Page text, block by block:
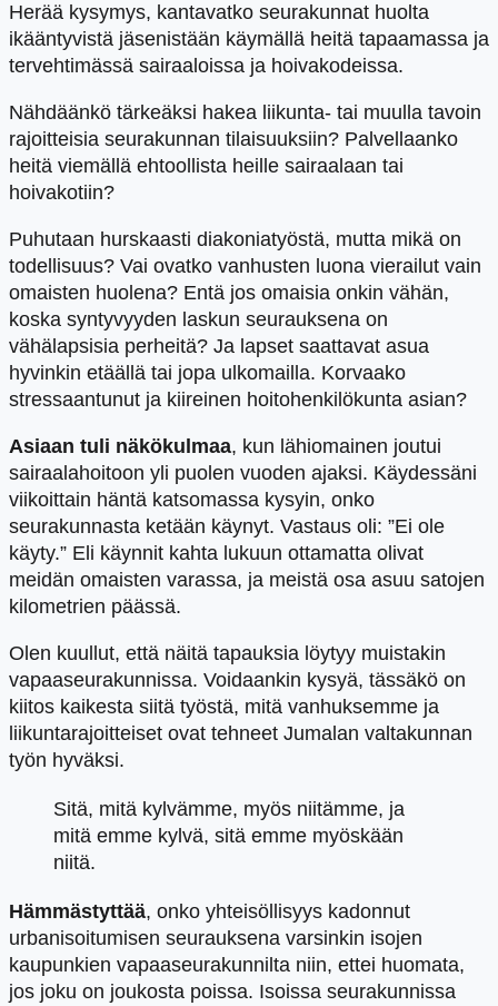
Herää kysymys, kantavatko seurakunnat huolta
ikääntyvistä jäsenistään käymällä heitä tapaamassa ja
tervehtimässä sairaaloissa ja hoivakodeissa.
Nähdäänkö tärkeäksi hakea liikunta- tai muulla tavoin
rajoitteisia seurakunnan tilaisuuksiin? Palvellaanko
heitä viemällä ehtoollista heille sairaalaan tai
hoivakotiin?
Puhutaan hurskaasti diakoniatyöstä, mutta mikä on
todellisuus? Vai ovatko vanhusten luona vierailut vain
omaisten huolena? Entä jos omaisia onkin vähän,
koska syntyvyyden laskun seurauksena on
vähälapsisia perheitä? Ja lapset saattavat asua
hyvinkin etäällä tai jopa ulkomailla. Korvaako
stressaantunut ja kiireinen hoitohenkilökunta asian?
Asiaan tuli näkökulmaa, kun lähiomainen joutui
sairaalahoitoon yli puolen vuoden ajaksi. Käydessäni
viikoittain häntä katsomassa kysyin, onko
seurakunnasta ketään käynyt. Vastaus oli: ”Ei ole
käyty.” Eli käynnit kahta lukuun ottamatta olivat
meidän omaisten varassa, ja meistä osa asuu satojen
kilometrien päässä.
Olen kuullut, että näitä tapauksia löytyy muistakin
vapaaseurakunnissa. Voidaankin kysyä, tässäkö on
kiitos kaikesta siitä työstä, mitä vanhuksemme ja
liikuntarajoitteiset ovat tehneet Jumalan valtakunnan
työn hyväksi.
Sitä, mitä kylvämme, myös niitämme, ja
mitä emme kylvä, sitä emme myöskään
niitä.
Hämmästyttää, onko yhteisöllisyys kadonnut
urbanisoitumisen seurauksena varsinkin isojen
kaupunkien vapaaseurakunnilta niin, ettei huomata,
jos joku on joukosta poissa. Isoissa seurakunnissa